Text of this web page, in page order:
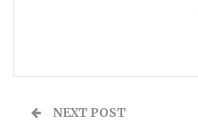
NEXT POST